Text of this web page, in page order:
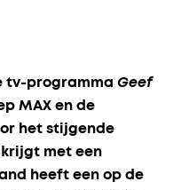
tv-programma Geef
MAX en de
het stijgende
met een
heeft een op de